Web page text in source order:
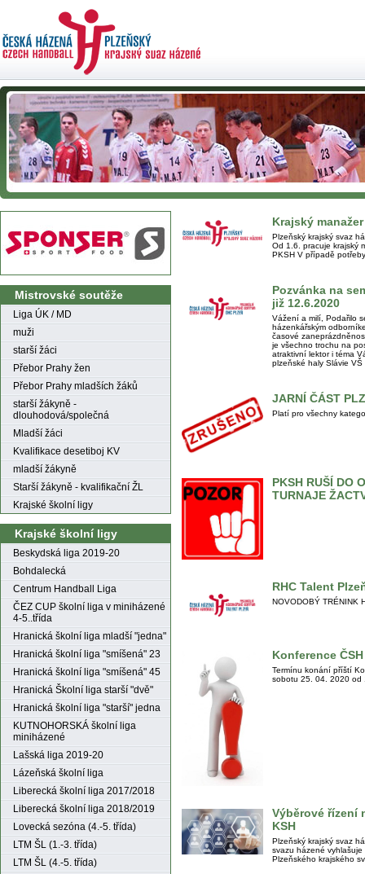
Mistrovské soutěže
Liga ÚK / MD
muži
starší žáci
Přebor Prahy žen
Přebor Prahy mladších žáků
starší žákyně -
dlouhodová/společná
Mladší žáci
Kvalifikace desetiboj KV
mladší žákyně
Starší žákyně - kvalifikační ŽL
Krajské školní ligy
Krajské školní ligy
Beskydská liga 2019-20
Bohdalecká
Centrum Handball Liga
ČEZ CUP školní liga v miniházené
4-5..třída
Hranická školní liga mladší "jedna"
Hranická školní liga "smíšená" 23
Hranická školní liga "smíšená" 45
Hranická Školní liga starší "dvě"
Hranická školní liga "starší" jedna
KUTNOHORSKÁ školní liga
miniházené
Lašská liga 2019-20
Lázeňská školní liga
Liberecká školní liga 2017/2018
Liberecká školní liga 2018/2019
Lovecká sezóna (4.-5. třída)
LTM ŠL (1.-3. třída)
LTM ŠL (4.-5. třída)
Krajský
Plzeňský krajský svaz
Od 1.6. pracuje krajský
PKSH V případě
Pozvánka na
již 12.6.2020
Vážení a milí, Podařilo
házenkářským
časové
je všechno trochu na
atraktivní lektor i téma
plzeňské haly Slávie VŠ
JARNÍ ČÁST
Platí pro všechny
PKSH RUŠÍ DO
TURNAJE
RHC Talent
NOVODOBÝ TRÉNINK
Konference
Termínu konání příští
sobotu 25. 04. 2020 od
Výběrové řízení
KSH
Plzeňský krajský svaz
svazu házené
Plzeňského krajského